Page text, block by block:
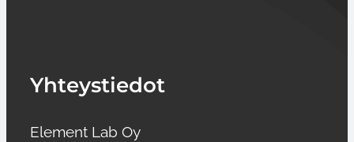
Yhteystiedot
Element Lab Oy